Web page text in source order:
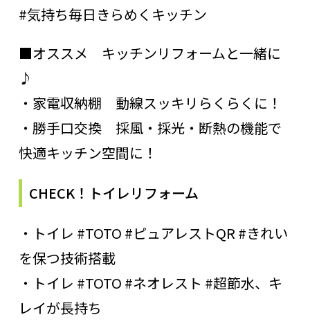
#気持ち毎日きらめくキッチン
■オススメ キッチンリフォームと一緒に
♪
・家電収納棚 動線スッキリらくらくに！
・勝手口交換 採風・採光・断熱の機能で
快適キッチン空間に！
CHECK！トイレリフォーム
・トイレ #TOTO #ピュアレストQR #きれい
を保つ技術搭載
・トイレ #TOTO #ネオレスト #超節水、キ
レイが長持ち